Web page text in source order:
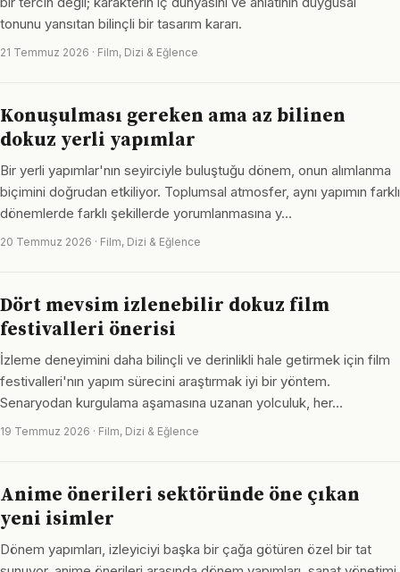
tonunu yansıtan bilinçli bir tasarım kararı.
21 Temmuz 2026 · Film, Dizi & Eğlence
Konuşulması gereken ama az bilinen
dokuz yerli yapımlar
Bir yerli yapımlar'nın seyirciyle buluştuğu dönem, onun alımlanma
biçimini doğrudan etkiliyor. Toplumsal atmosfer, aynı yapımın farklı
dönemlerde farklı şekillerde yorumlanmasına y…
20 Temmuz 2026 · Film, Dizi & Eğlence
Dört mevsim izlenebilir dokuz film
festivalleri önerisi
İzleme deneyimini daha bilinçli ve derinlikli hale getirmek için film
festivalleri'nın yapım sürecini araştırmak iyi bir yöntem.
Senaryodan kurgulama aşamasına uzanan yolculuk, her…
19 Temmuz 2026 · Film, Dizi & Eğlence
Anime önerileri sektöründe öne çıkan
yeni isimler
Dönem yapımları, izleyiciyi başka bir çağa götüren özel bir tat